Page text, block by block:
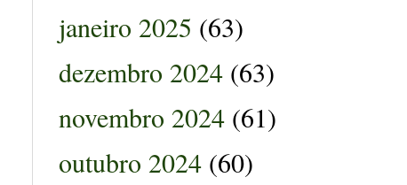
janeiro 2025 (63)
dezembro 2024 (63)
novembro 2024 (61)
outubro 2024 (60)